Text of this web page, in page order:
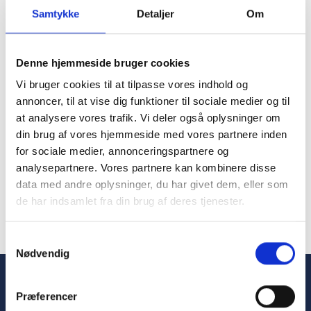
Samtykke Detaljer Om
Denne hjemmeside bruger cookies
Vi bruger cookies til at tilpasse vores indhold og
annoncer, til at vise dig funktioner til sociale medier og til
at analysere vores trafik. Vi deler også oplysninger om
din brug af vores hjemmeside med vores partnere inden
for sociale medier, annonceringspartnere og
analysepartnere. Vores partnere kan kombinere disse
data med andre oplysninger, du har givet dem, eller som
de har indsamlet fra din brug af deres tjenester.
Nødvendig
Præferencer
separate elevatorer for teknisk transport.
ergonomiske arbejdsmiljø og et ønske om at
være forberedte på fremtiden, der var
årsagen til ønsket om at automatisere fra
starten.
Niels Corneliussen, projektleder for AGV-systemet på Nyt Aalborg
Universitetshospital